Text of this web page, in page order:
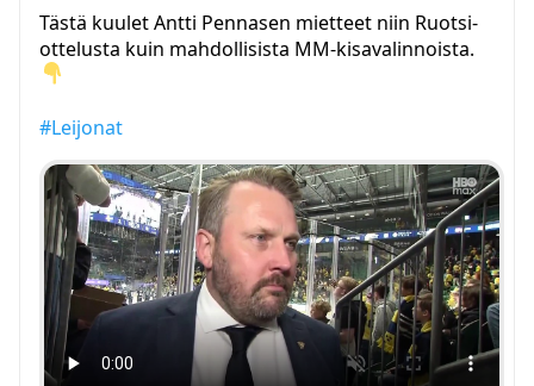
Tästä kuulet Antti Pennasen mietteet niin Ruotsi-
ottelusta kuin mahdollisista MM-kisavalinnoista.
#Leijonat